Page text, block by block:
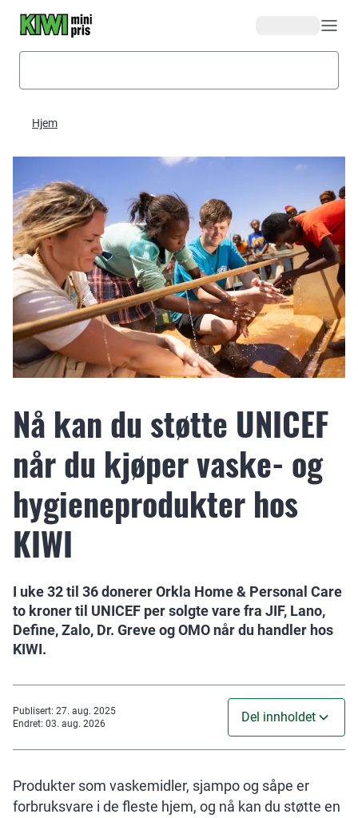
Hjem
Nå kan du støtte UNICEF
når du kjøper vaske- og
hygieneprodukter hos
KIWI
I uke 32 til 36 donerer Orkla Home & Personal Care
to kroner til UNICEF per solgte vare fra JIF, Lano,
Define, Zalo, Dr. Greve og OMO når du handler hos
KIWI.
Publisert: 27. aug. 2025
Endret: 03. aug. 2026 Del innholdet
Produkter som vaskemidler, sjampo og såpe er
forbruksvare i de fleste hjem, og nå kan du støtte en